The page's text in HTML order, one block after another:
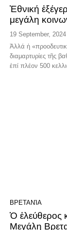
Ἐθνική
μεγάλη
19 September, 2024
Ἀλλά ἡ
διαμαρτυρίες τῆς
ἐπί πλέον 500
ΒΡΕΤΑΝΊΑ
Ὁ ἐλεύθερος
Μεγάλη